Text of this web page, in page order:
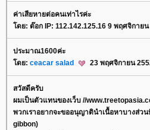
ค่าเสียหายต่อคนเท่าไรค่ะ
ดย: ต๊อก IP: 112.142.125.16 9 พฤศจิกาย
ประมาณ1600ค่ะ
ดย: ceacar salad 23 พฤศจิกายน
สวัสดีครับ
ผมเป็นตัวแทนของเว็บ //
พวกเราอยากจะขออนุญาตินำเนื้อหาบางส่ว
gibbon)